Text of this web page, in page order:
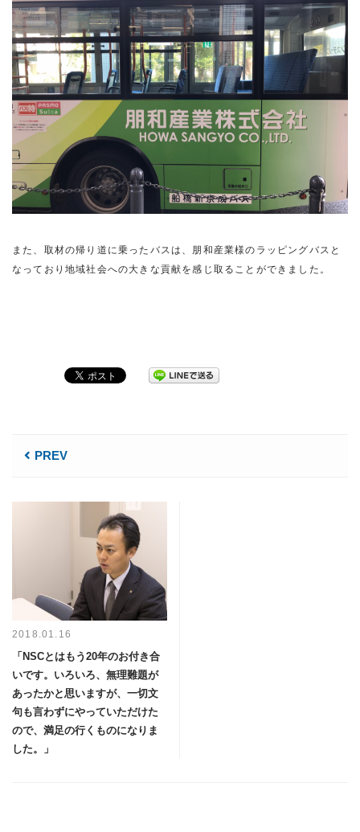
また、取材の帰り道に乗ったバスは、朋和産業様のラッピングバスと
なっており地域社会への大きな貢献を感じ取ることができました。
PREV
2018.01.16
「NSCとはもう20年のお付き合
いです。いろいろ、無理難題が
あったかと思いますが、一切文
句も言わずにやっていただけた
ので、満足の行くものになりま
した。」